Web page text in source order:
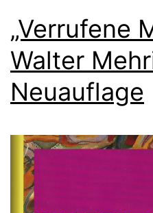
„Verrufene
Walter
Neuauflage